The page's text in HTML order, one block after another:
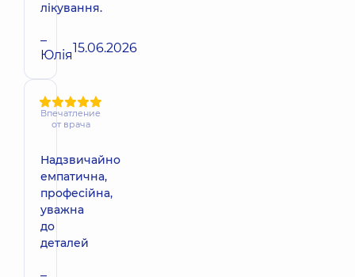
лікування.
–
Юлія15.06.2026
Впечатление
от врача
Надзвичайно
емпатична,
професійна,
уважна
до
деталей